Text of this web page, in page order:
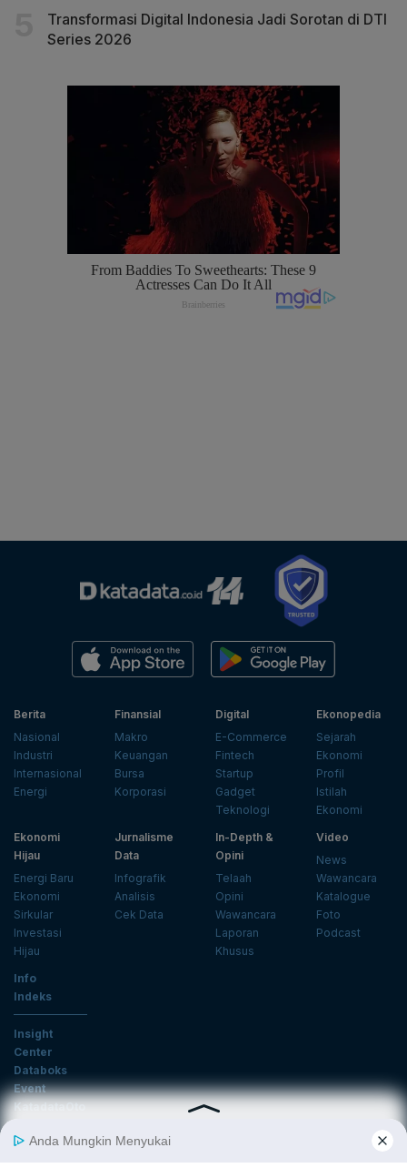
Transformasi Digital Indonesia Jadi Sorotan di DTI
Series 2026
Berita
Nasional
Industri
Internasional
Energi
Finansial
Makro
Keuangan
Bursa
Korporasi
Digital
E-Commerce
Fintech
Startup
Gadget
Teknologi
Ekonopedia
Sejarah
Ekonomi
Profil
Istilah
Ekonomi
Ekonomi
Hijau
Energi Baru
Ekonomi
Sirkular
Investasi
Hijau
Jurnalisme
Data
Infografik
Analisis
Cek Data
In-Depth &
Opini
Telaah
Opini
Wawancara
Laporan
Khusus
Video
News
Wawancara
Katalogue
Foto
Podcast
Info
Indeks
Insight
Center
Databoks
Event
KatadataOto